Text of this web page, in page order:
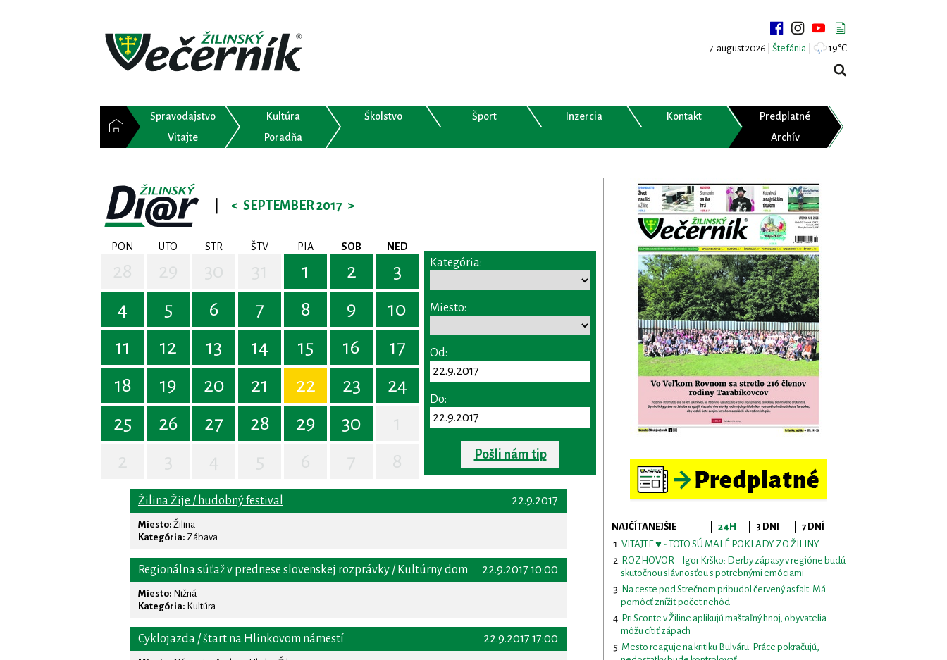
7. august 2026 | Štefánia 19°C
Spravodajstvo Kultúra Školstvo Šport Inzercia Kontakt
Predplatné
Vitajte
Poradňa Archív
< SEPTEMBER 2017 >
PON UTO STR ŠTV PIA SOB NED
1 2
3
4
5 6 7 8 9
10
11
12 13 14 15 16
17
18
19 20 21 22 23
24
25
26 27 28 29 30
Kategória:
Miesto:
Od:
Do:
Pošli nám tip
22.9.2017
Žilina Žije / hudobný festival
Miesto: Žilina
Kategória: Zábava
22.9.2017 10:00
Regionálna súťaž v prednese slovenskej rozprávky / Kultúrny dom
Miesto: Nižná
Kategória: Kultúra
22.9.2017 17:00
Cyklojazda / štart na Hlinkovom námestí
NAJČÍTANEJŠIE 24H 3 DNI
7 DNÍ
VITAJTE ♥ - TOTO SÚ MALÉ POKLADY ZO ŽILINY
ROZHOVOR – Igor Krško: Derby zápasy v regióne budú
skutočnou slávnosťou s potrebnými emóciami
Na ceste pod Strečnom pribudol červený asfalt. Má
pomôcť znížiť počet nehôd
Pri Sconte v Žiline aplikujú maštaľný hnoj, obyvatelia
môžu cítiť zápach
Mesto reaguje na kritiku Bulváru: Práce pokračujú,